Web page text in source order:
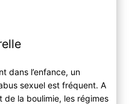
dans l’enfance, un
sexuel est fréquent. A
de la boulimie, les régimes